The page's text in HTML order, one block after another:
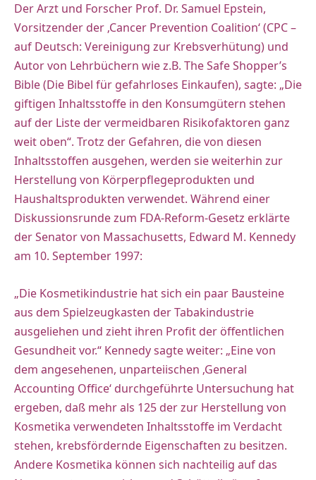
Der Arzt und Forscher Prof. Dr. Samuel Epstein,
Vorsitzender der ‚Cancer Prevention Coalition‘ (CPC –
auf Deutsch: Vereinigung zur Krebsverhütung) und
Autor von Lehrbüchern wie z.B. The Safe Shopper’s
Bible (Die Bibel für gefahrloses Einkaufen), sagte: „Die
giftigen Inhaltsstoffe in den Konsumgütern stehen
auf der Liste der vermeidbaren Risikofaktoren ganz
weit oben“. Trotz der Gefahren, die von diesen
Inhaltsstoffen ausgehen, werden sie weiterhin zur
Herstellung von Körperpflegeprodukten und
Haushaltsprodukten verwendet. Während einer
Diskussionsrunde zum FDA-Reform-Gesetz erklärte
der Senator von Massachusetts, Edward M. Kennedy
am 10. September 1997:
„Die Kosmetikindustrie hat sich ein paar Bausteine
aus dem Spielzeugkasten der Tabakindustrie
ausgeliehen und zieht ihren Profit der öffentlichen
Gesundheit vor.“ Kennedy sagte weiter: „Eine von
dem angesehenen, unparteiischen ‚General
Accounting Office‘ durchgeführte Untersuchung hat
ergeben, daß mehr als 125 der zur Herstellung von
Kosmetika verwendeten Inhaltsstoffe im Verdacht
stehen, krebsfördernde Eigenschaften zu besitzen.
Andere Kosmetika können sich nachteilig auf das